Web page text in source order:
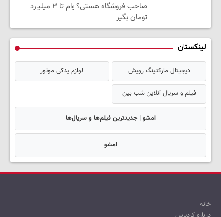
صاحب فروشگاه هستی؟ وام تا ۳ میلیارد
تومان بگیر
لینکستان
دیجیتال مارکتینگ رویش لوازم یدکی موتور
فیلم و سریال آنلاین شب بین
امشو | جدیدترین فیلم‌ها و سریال‌ها
امشو
خانه
درباره کردپرس